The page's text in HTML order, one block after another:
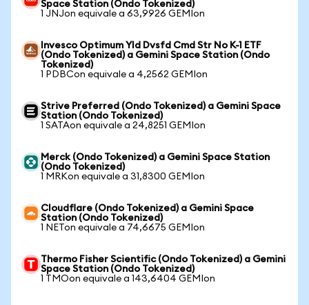
Space Station (Ondo Tokenized)
1 JNJon equivale a 63,9926 GEMIon
Invesco Optimum Yld Dvsfd Cmd Str No K-1 ETF
(Ondo Tokenized) a Gemini Space Station (Ondo
Tokenized)
1 PDBCon equivale a 4,2562 GEMIon
Strive Preferred (Ondo Tokenized) a Gemini Space
Station (Ondo Tokenized)
1 SATAon equivale a 24,8251 GEMIon
Merck (Ondo Tokenized) a Gemini Space Station
(Ondo Tokenized)
1 MRKon equivale a 31,8300 GEMIon
Cloudflare (Ondo Tokenized) a Gemini Space
Station (Ondo Tokenized)
1 NETon equivale a 74,6675 GEMIon
Thermo Fisher Scientific (Ondo Tokenized) a Gemini
Space Station (Ondo Tokenized)
1 TMOon equivale a 143,6404 GEMIon